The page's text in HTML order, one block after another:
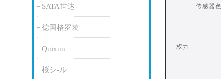
SATA世达
德国格罗茨
Quixun
桜シ-ル
传感器
权力